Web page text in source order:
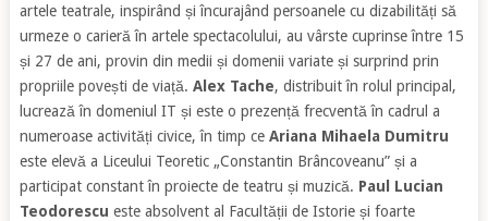
artele teatrale, inspirând și încurajând persoanele cu dizabilități să
urmeze o carieră în artele spectacolului, au vârste cuprinse între 15
și 27 de ani, provin din medii și domenii variate și surprind prin
propriile povești de viață. Alex Tache, distribuit în rolul principal,
lucrează în domeniul IT și este o prezență frecventă în cadrul a
numeroase activități civice, în timp ce Ariana Mihaela Dumitru
este elevă a Liceului Teoretic „Constantin Brâncoveanu” și a
participat constant în proiecte de teatru și muzică. Paul Lucian
Teodorescu este absolvent al Facultății de Istorie și foarte